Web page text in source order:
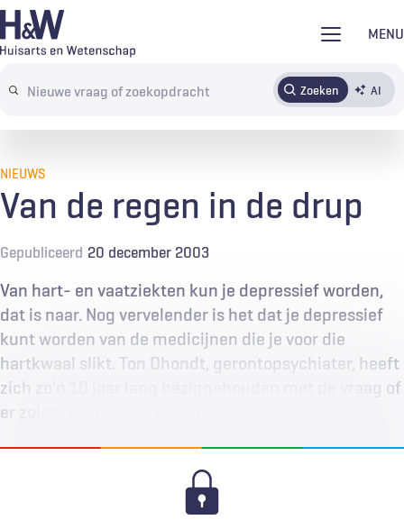
Overslaan
en
de
MENU
Search
terms
Zoeken AI
AbonnerenTijdschrift Inloggen
NIEUWS
Van de regen in de drup
Gepubliceerd 20 december 2003
Van hart- en vaatziekten kun je depressief worden,
dat is naar. Nog vervelender is het dat je depressief
kunt worden van de medicijnen die je voor die
hartkwaal slikt. Ton Dhondt, gerontopsychiater, heeft
zich zo'n 10 jaar lang beziggehouden met de vraag of
er zoiets bestaat als een door…